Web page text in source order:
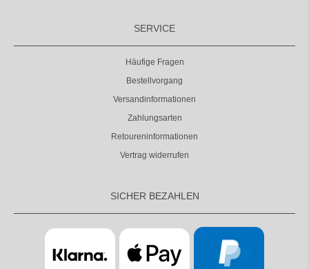
SERVICE
Häufige Fragen
Bestellvorgang
Versandinformationen
Zahlungsarten
Retoureninformationen
Vertrag widerrufen
SICHER BEZAHLEN